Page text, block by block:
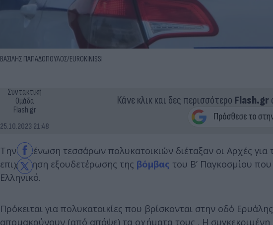
ΒΑΣΙΛΗΣ ΠΑΠΑΔΟΠΟΥΛΟΣ/EUROKINISSI
Συντακτική
Ομάδα
Flash.gr
25.10.2023 21:48
Κάνε κλικ και δες περισσότερο Flash.gr
Την εκκένωση τεσσάρων πολυκατοικιών διέταξαν οι Αρχές
επιχείρηση εξουδετέρωσης της βόμβας του Β’ Παγκοσμίου
Ελληνικό.
Πρόκειται για πολυκατοικίες που βρίσκονται στην οδό
απομακρύνουν (από απόψε) τα οχήματα τους . Η συγκεκριμένη